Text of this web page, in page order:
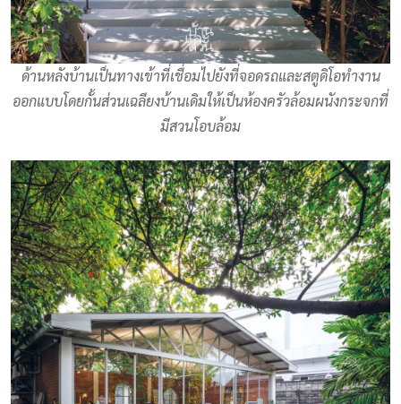
ด้านหลังบ้านเป็นทางเข้าที่เชื่อมไปยังที่จอดรถและสตูดิโอทำงาน
ออกแบบโดยกั้นส่วนเฉลียงบ้านเดิมให้เป็นห้องครัวล้อมผนังกระจกที่
มีสวนโอบล้อม